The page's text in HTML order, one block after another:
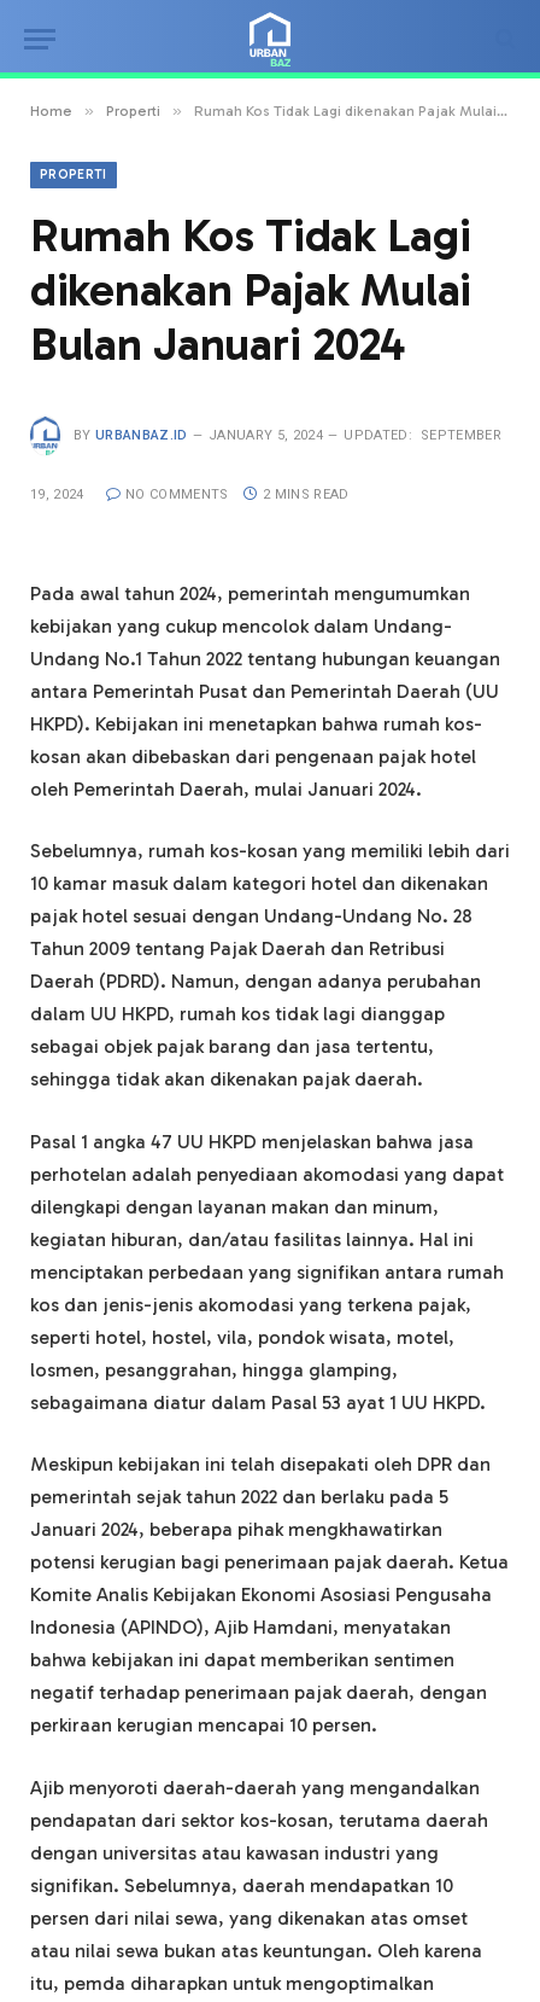
Home » Properti » Rumah Kos Tidak Lagi dikenakan Pajak Mulai Bulan Januari 2024
PROPERTI
Rumah Kos Tidak Lagi
dikenakan Pajak Mulai
Bulan Januari 2024
BY URBANBAZ.ID JANUARY 5, 2024 UPDATED: SEPTEMBER
19, 2024 NO COMMENTS 2 MINS READ
Pada awal tahun 2024, pemerintah mengumumkan
kebijakan yang cukup mencolok dalam Undang-
Undang No.1 Tahun 2022 tentang hubungan keuangan
antara Pemerintah Pusat dan Pemerintah Daerah (UU
HKPD). Kebijakan ini menetapkan bahwa rumah kos-
kosan akan dibebaskan dari pengenaan pajak hotel
oleh Pemerintah Daerah, mulai Januari 2024.
Sebelumnya, rumah kos-kosan yang memiliki lebih dari
10 kamar masuk dalam kategori hotel dan dikenakan
pajak hotel sesuai dengan Undang-Undang No. 28
Tahun 2009 tentang Pajak Daerah dan Retribusi
Daerah (PDRD). Namun, dengan adanya perubahan
dalam UU HKPD, rumah kos tidak lagi dianggap
sebagai objek pajak barang dan jasa tertentu,
sehingga tidak akan dikenakan pajak daerah.
Pasal 1 angka 47 UU HKPD menjelaskan bahwa jasa
perhotelan adalah penyediaan akomodasi yang dapat
dilengkapi dengan layanan makan dan minum,
kegiatan hiburan, dan/atau fasilitas lainnya. Hal ini
menciptakan perbedaan yang signifikan antara rumah
kos dan jenis-jenis akomodasi yang terkena pajak,
seperti hotel, hostel, vila, pondok wisata, motel,
losmen, pesanggrahan, hingga glamping,
sebagaimana diatur dalam Pasal 53 ayat 1 UU HKPD.
Meskipun kebijakan ini telah disepakati oleh DPR dan
pemerintah sejak tahun 2022 dan berlaku pada 5
Januari 2024, beberapa pihak mengkhawatirkan
potensi kerugian bagi penerimaan pajak daerah. Ketua
Komite Analis Kebijakan Ekonomi Asosiasi Pengusaha
Indonesia (APINDO), Ajib Hamdani, menyatakan
bahwa kebijakan ini dapat memberikan sentimen
negatif terhadap penerimaan pajak daerah, dengan
perkiraan kerugian mencapai 10 persen.
Ajib menyoroti daerah-daerah yang mengandalkan
pendapatan dari sektor kos-kosan, terutama daerah
dengan universitas atau kawasan industri yang
signifikan. Sebelumnya, daerah mendapatkan 10
persen dari nilai sewa, yang dikenakan atas omset
atau nilai sewa bukan atas keuntungan. Oleh karena
itu, pemda diharapkan untuk mengoptimalkan